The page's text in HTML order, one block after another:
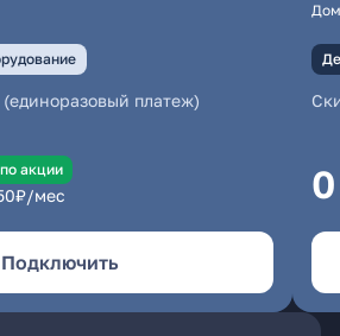
(единоразовый платеж)
акции
₽/мес
Подключить
0